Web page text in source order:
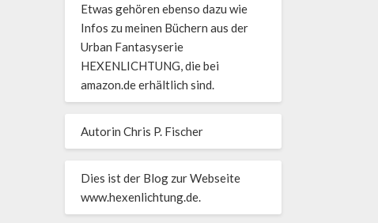
Etwas gehören ebenso dazu wie
Infos zu meinen Büchern aus der
Urban Fantasyserie
HEXENLICHTUNG, die bei
amazon.de erhältlich sind.
Autorin Chris P. Fischer
Dies ist der Blog zur Webseite
www.hexenlichtung.de.